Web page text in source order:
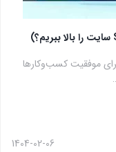
موفقیت کسب‌وکارها
1404-02-06